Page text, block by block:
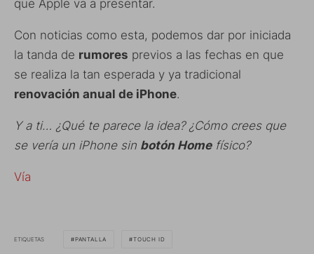
que Apple va a presentar.
Con noticias como esta, podemos dar por iniciada
la tanda de rumores previos a las fechas en que
se realiza la tan esperada y ya tradicional
renovación anual de iPhone.
Y a ti… ¿Qué te parece la idea? ¿Cómo crees que
se vería un iPhone sin botón Homefísico?
Vía
ETIQUETAS PANTALLA TOUCH ID